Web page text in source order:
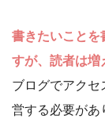
書きたいことを
すが、読者は増
ブログでアクセ
営する必要があ